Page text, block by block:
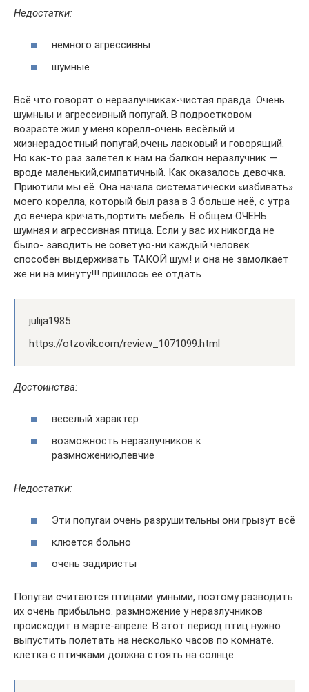
Недостатки:
немного агрессивны
шумные
Всё что говорят о неразлучниках-чистая правда. Очень
шумныы и агрессивный попугай. В подростковом
возрасте жил у меня корелл-очень весёлый и
жизнерадостный попугай,очень ласковый и говорящий.
Но как-то раз залетел к нам на балкон неразлучник —
вроде маленький,симпатичный. Как оказалось девочка.
Приютили мы её. Она начала систематически «избивать»
моего корелла, который был раза в 3 больше неё, с утра
до вечера кричать,портить мебель. В общем ОЧЕНЬ
шумная и агрессивная птица. Если у вас их никогда не
было- заводить не советую-ни каждый человек
способен выдерживать ТАКОЙ шум! и она не замолкает
же ни на минуту!!! пришлось её отдать
julija1985
https://otzovik.com/review_1071099.html
Достоинства:
веселый характер
возможность неразлучников к
размножению,певчие
Недостатки:
Эти попугаи очень разрушительны они грызут всё
клюется больно
очень задиристы
Попугаи считаются птицами умными, поэтому разводить
их очень прибыльно. размножение у неразлучников
происходит в марте-апреле. В этот период птиц нужно
выпустить полетать на несколько часов по комнате.
клетка с птичками должна стоять на солнце.